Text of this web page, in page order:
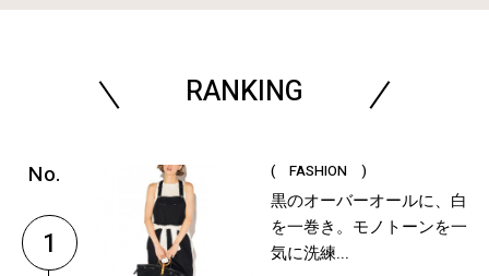
RANKING
1
( FASHION )
黒のオーバーオールに、白
を一巻き。モノトーンを一
気に洗練...